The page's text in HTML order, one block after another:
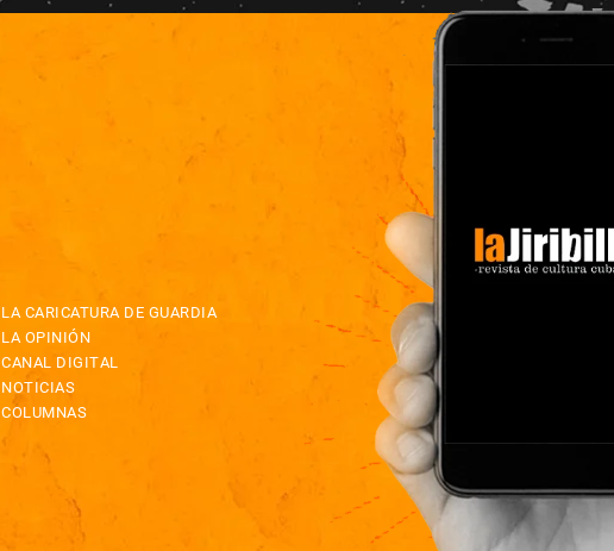
LA CARICATURA DE GUARDIA
LA OPINIÓN
CANAL DIGITAL
NOTICIAS
COLUMNAS